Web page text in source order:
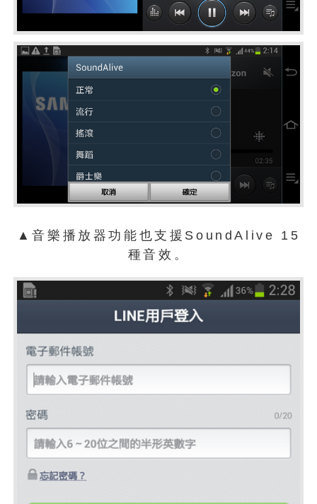
▲音樂播放器功能也支援SoundAlive 15
種音效。